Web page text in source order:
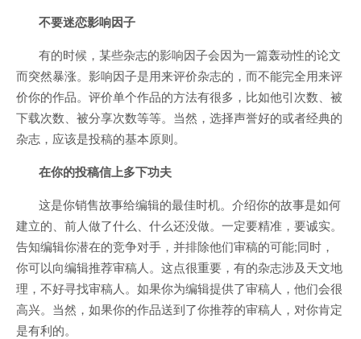
不要迷恋影响因子
有的时候，某些杂志的影响因子会因为一篇轰动性的论文
而突然暴涨。影响因子是用来评价杂志的，而不能完全用来评
价你的作品。评价单个作品的方法有很多，比如他引次数、被
下载次数、被分享次数等等。当然，选择声誉好的或者经典的
杂志，应该是投稿的基本原则。
在你的投稿信上多下功夫
这是你销售故事给编辑的最佳时机。介绍你的故事是如何
建立的、前人做了什么、什么还没做。一定要精准，要诚实。
告知编辑你潜在的竞争对手，并排除他们审稿的可能;同时，
你可以向编辑推荐审稿人。这点很重要，有的杂志涉及天文地
理，不好寻找审稿人。如果你为编辑提供了审稿人，他们会很
高兴。当然，如果你的作品送到了你推荐的审稿人，对你肯定
是有利的。